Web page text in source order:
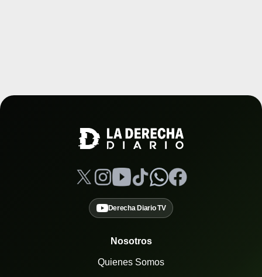
Derecha Diario TV
Nosotros
Quienes Somos